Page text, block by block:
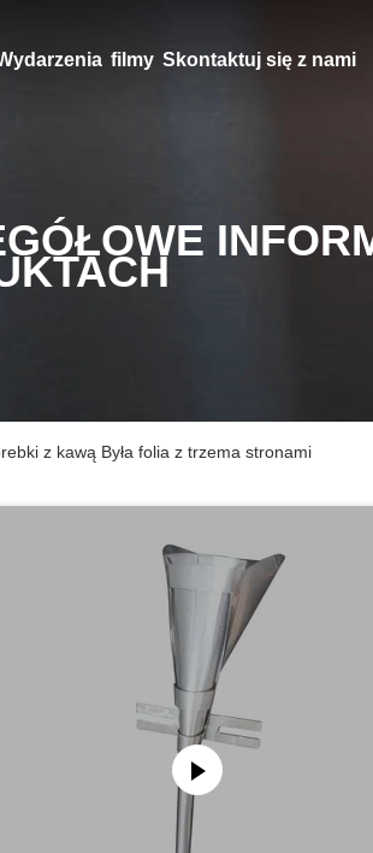
filmy Skontaktuj się z nami
z kawą Była folia z trzema stronami